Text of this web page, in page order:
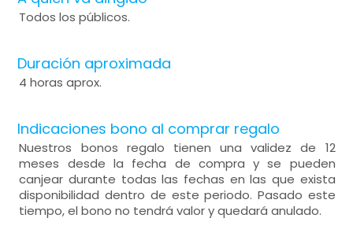
Todos los públicos.
Duración aproximada
4 horas aprox.
Indicaciones bono al comprar regalo
Nuestros bonos regalo tienen una validez de 12
meses desde la fecha de compra y se pueden
canjear durante todas las fechas en las que exista
disponibilidad dentro de este periodo. Pasado este
tiempo, el bono no tendrá valor y quedará anulado.